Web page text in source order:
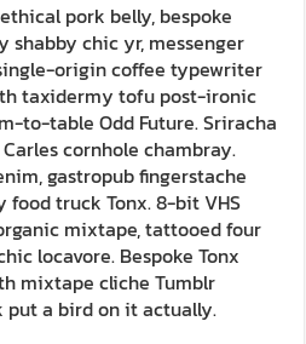
pork belly, bespoke
shabby chic yr, messenger
origin coffee typewriter
taxidermy tofu post-ironic
to-table Odd Future. Sriracha
cornhole chambray.
gastropub fingerstache
truck Tonx. 8-bit VHS
mixtape, tattooed four
locavore. Bespoke Tonx
mixtape cliche Tumblr
a bird on it actually.